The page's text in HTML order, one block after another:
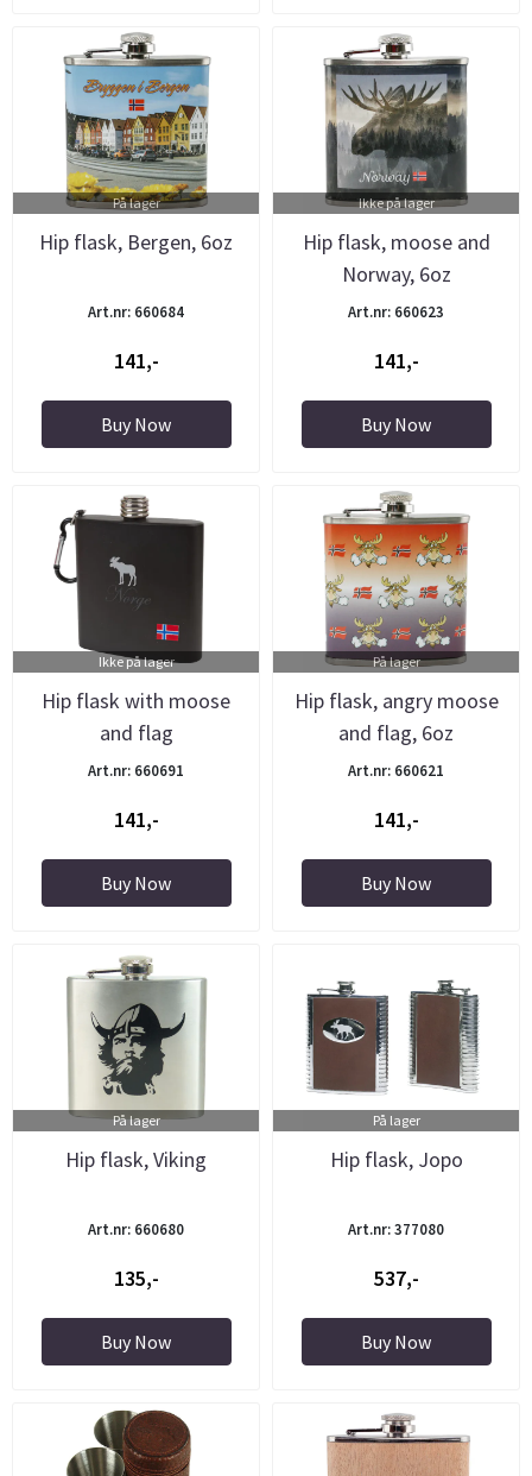
På lager
Hip flask, Bergen, 6oz
Art.nr: 660684
141,-
Buy Now
Ikke på lager
Hip flask, moose and
Norway, 6oz
Art.nr: 660623
141,-
Buy Now
Ikke på lager
Hip flask with moose
and flag
Art.nr: 660691
141,-
Buy Now
På lager
Hip flask, angry moose
and flag, 6oz
Art.nr: 660621
141,-
Buy Now
På lager
Hip flask, Viking
Art.nr: 660680
135,-
Buy Now
På lager
Hip flask, Jopo
Art.nr: 377080
537,-
Buy Now